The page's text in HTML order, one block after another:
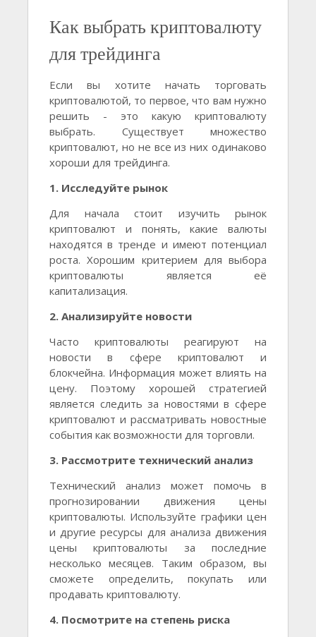
Как выбрать криптовалюту
для трейдинга
Если вы хотите начать торговать
криптовалютой, то первое, что вам нужно
решить - это какую криптовалюту
выбрать. Существует множество
криптовалют, но не все из них одинаково
хороши для трейдинга.
1. Исследуйте рынок
Для начала стоит изучить рынок
криптовалют и понять, какие валюты
находятся в тренде и имеют потенциал
роста. Хорошим критерием для выбора
криптовалюты является её
капитализация.
2. Анализируйте новости
Часто криптовалюты реагируют на
новости в сфере криптовалют и
блокчейна. Информация может влиять на
цену. Поэтому хорошей стратегией
является следить за новостями в сфере
криптовалют и рассматривать новостные
события как возможности для торговли.
3. Рассмотрите технический анализ
Технический анализ может помочь в
прогнозировании движения цены
криптовалюты. Используйте графики цен
и другие ресурсы для анализа движения
цены криптовалюты за последние
несколько месяцев. Таким образом, вы
сможете определить, покупать или
продавать криптовалюту.
4. Посмотрите на степень риска